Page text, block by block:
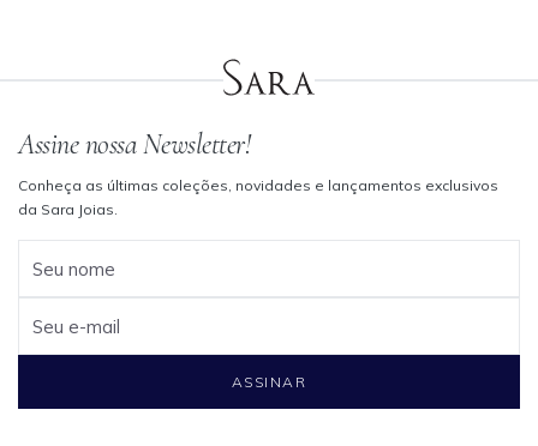
Assine nossa Newsletter!
Conheça as últimas coleções, novidades e lançamentos exclusivos
da Sara Joias.
Seu nome
Seu e-mail
ASSINAR